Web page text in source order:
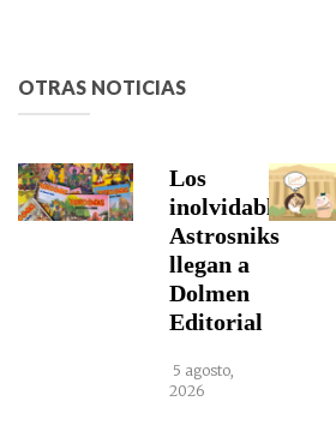
OTRAS NOTICIAS
Los
inolvidables
Astrosniks
llegan a
Dolmen
Editorial
5 agosto,
2026